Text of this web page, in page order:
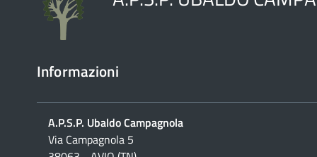
Informazioni
A.P.S.P. Ubaldo Campagnola
Via Campagnola 5